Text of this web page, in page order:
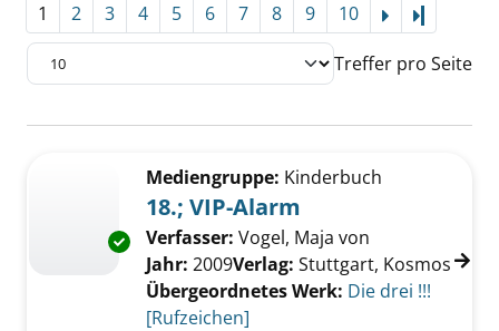
1 2 3 4 5 6 7 8 9 10
Treffer pro Seite
Zu den Suchfiltern springen
Exemplar-Details von 18.; VIP-Alarm anzeigen
Mediengruppe: Kinderbuch
18.; VIP-Alarm
Verfasser: Vogel, Maja von
Jahr: 2009Verlag: Stuttgart, Kosmos
Übergeordnetes Werk: Die drei !!!
[Rufzeichen]